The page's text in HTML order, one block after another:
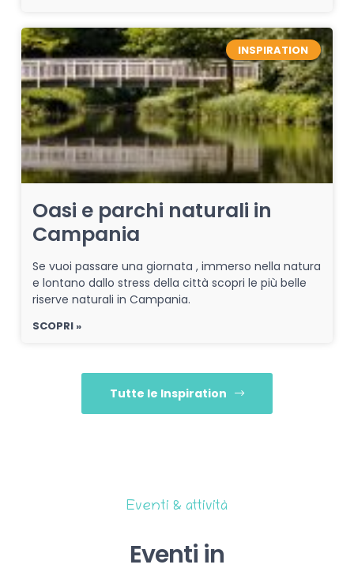
INSPIRATION
Oasi e parchi naturali in
Campania
Se vuoi passare una giornata , immerso nella natura
e lontano dallo stress della città scopri le più belle
riserve naturali in Campania.
SCOPRI »
Tutte le Inspiration
Eventi & attività
Eventi in